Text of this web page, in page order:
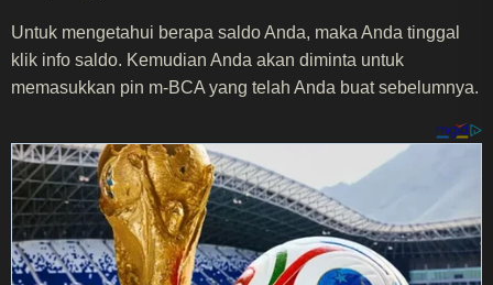
Untuk mengetahui berapa saldo Anda, maka Anda tinggal
klik info saldo. Kemudian Anda akan diminta untuk
memasukkan pin m-BCA yang telah Anda buat sebelumnya.